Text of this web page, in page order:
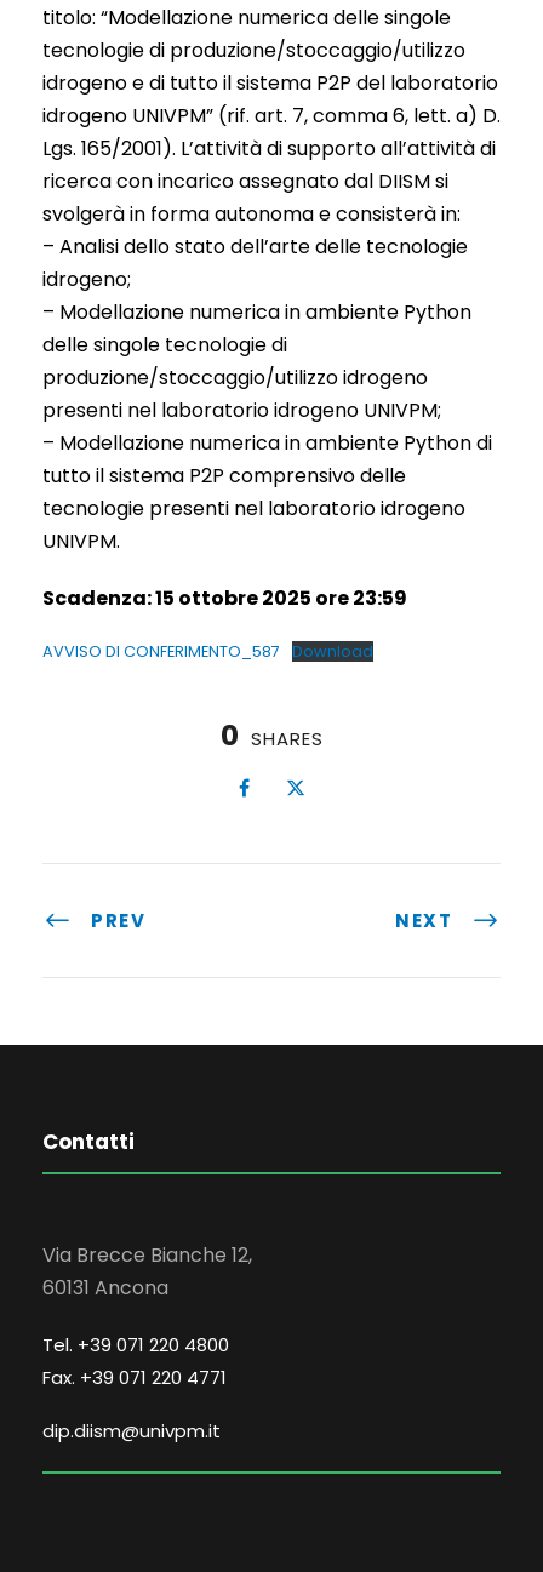
titolo: “Modellazione numerica delle singole
tecnologie di produzione/stoccaggio/utilizzo
idrogeno e di tutto il sistema P2P del laboratorio
idrogeno UNIVPM” (rif. art. 7, comma 6, lett. a) D.
Lgs. 165/2001). L’attività di supporto all’attività di
ricerca con incarico assegnato dal DIISM si
svolgerà in forma autonoma e consisterà in:
– Analisi dello stato dell’arte delle tecnologie
idrogeno;
– Modellazione numerica in ambiente Python
delle singole tecnologie di
produzione/stoccaggio/utilizzo idrogeno
presenti nel laboratorio idrogeno UNIVPM;
– Modellazione numerica in ambiente Python di
tutto il sistema P2P comprensivo delle
tecnologie presenti nel laboratorio idrogeno
UNIVPM.
Scadenza: 15 ottobre 2025 ore 23:59
AVVISO DI CONFERIMENTO_587 Download
0 SHARES
PREV NEXT
Contatti
Via Brecce Bianche 12,
60131 Ancona
Tel. +39 071 220 4800
Fax. +39 071 220 4771
dip.diism@univpm.it